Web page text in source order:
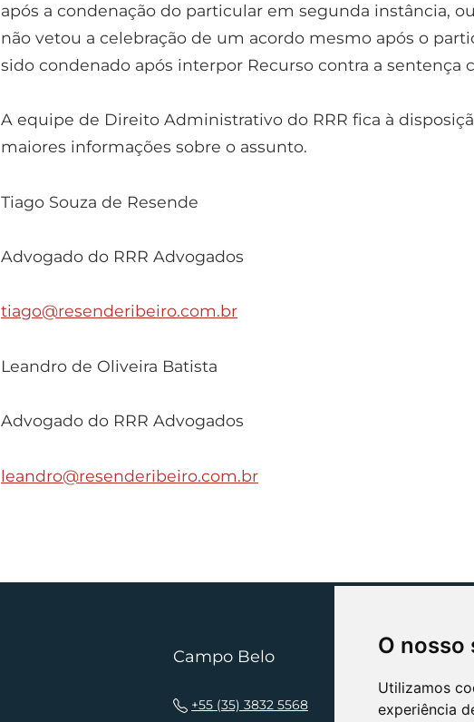
O nosso
Utilizamos
experiência
após a condenação do particular em segunda instância, ou
não vetou a celebração de um acordo mesmo após o
sido condenado após interpor Recurso contra a sentença
A equipe de Direito Administrativo do RRR fica à
maiores informações sobre o assunto.
Tiago Souza de Resende
Advogado do RRR Advogados
tiago@resenderibeiro.com.br
Leandro de Oliveira Batista
Advogado do RRR Advogados
leandro@resenderibeiro.com.br
Campo Belo
+55 (35) 3832 5568